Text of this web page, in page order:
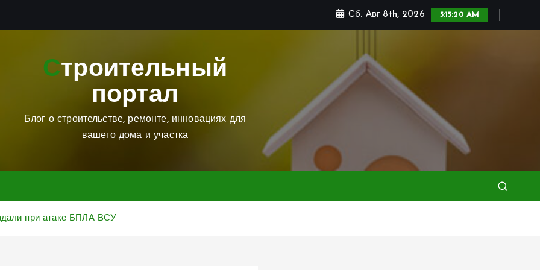
Сб. Авг 8th, 2026 5:15:22 AM
Строительный
портал
Блог о строительстве, ремонте, инновациях для
вашего дома и участка
при атаке БПЛА ВСУ